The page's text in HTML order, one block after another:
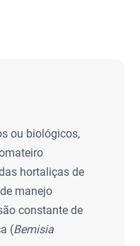
ou biológicos,
hortaliças de
manejo
constante de
(Bemisia